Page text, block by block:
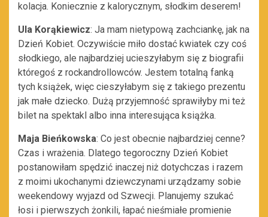
kolacja. Koniecznie z kalorycznym, słodkim deserem!
Ula Korąkiewicz: Ja mam nietypową zachciankę, jak na
Dzień Kobiet. Oczywiście miło dostać kwiatek czy coś
słodkiego, ale najbardziej ucieszyłabym się z biografii
któregoś z rockandrollowców. Jestem totalną fanką
tych książek, więc cieszyłabym się z takiego prezentu
jak małe dziecko. Dużą przyjemność sprawiłyby mi też
bilet na spektakl albo inna interesująca książka.
Maja Bieńkowska: Co jest obecnie najbardziej cenne?
Czas i wrażenia. Dlatego tegoroczny Dzień Kobiet
postanowiłam spędzić inaczej niż dotychczas i razem
z moimi ukochanymi dziewczynami urządzamy sobie
weekendowy wyjazd od Szwecji. Planujemy szukać
łosi i pierwszych żonkili, łapać nieśmiałe promienie